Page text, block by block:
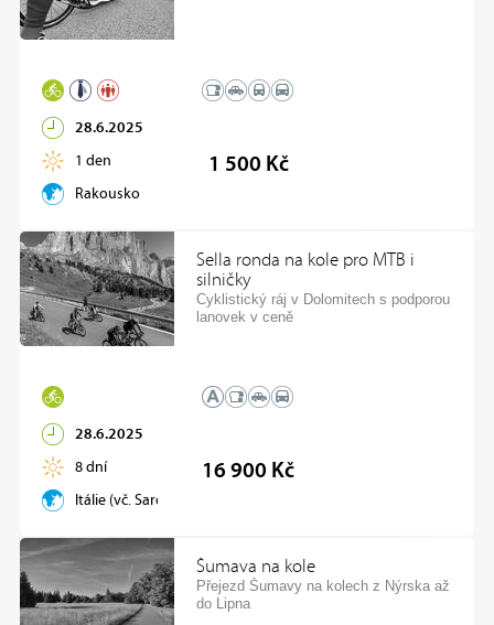
28.6.2025
1 den
Rakousko
1 500 Kč
Sella ronda na kole pro MTB i
silničky
Cyklistický ráj v Dolomitech s podporou
lanovek v ceně
28.6.2025
8 dní
Itálie (vč. Sardinie, Elba)
16 900 Kč
Šumava na kole
Přejezd Šumavy na kolech z Nýrska až
do Lipna